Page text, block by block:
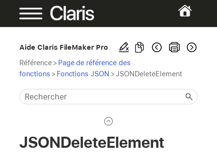
Aide Claris FileMaker Pro
Référence> Page de référence des
fonctions > Fonctions JSON >JSONDeleteElement
JSONDeleteElement